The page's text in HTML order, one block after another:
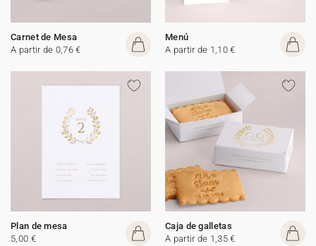
Carnet de Mesa
A partir de 0,76 €
Menú
A partir de 1,10 €
Plan de mesa
5,00 €
Caja de galletas
A partir de 1,35 €